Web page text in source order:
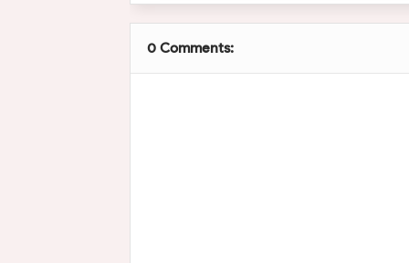
0 Comments: